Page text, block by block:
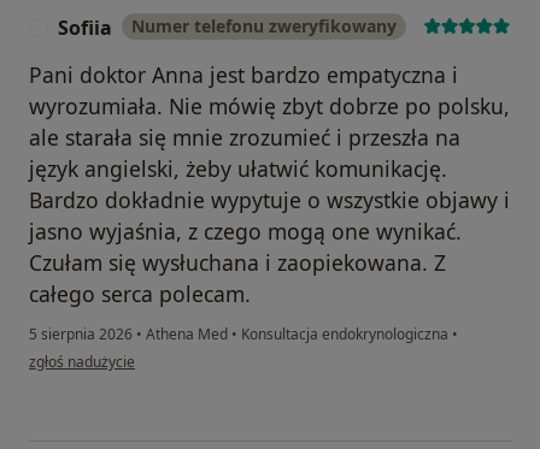
Sofiia Numer telefonu zweryfikowany
Pani doktor Anna jest bardzo empatyczna i
wyrozumiała. Nie mówię zbyt dobrze po polsku,
ale starała się mnie zrozumieć i przeszła na
język angielski, żeby ułatwić komunikację.
Bardzo dokładnie wypytuje o wszystkie objawy i
jasno wyjaśnia, z czego mogą one wynikać.
Czułam się wysłuchana i zaopiekowana. Z
całego serca polecam.
5 sierpnia 2026 • Athena Med • Konsultacja endokrynologiczna •
w opinii użytkownika Sofiia
zgłoś nadużycie